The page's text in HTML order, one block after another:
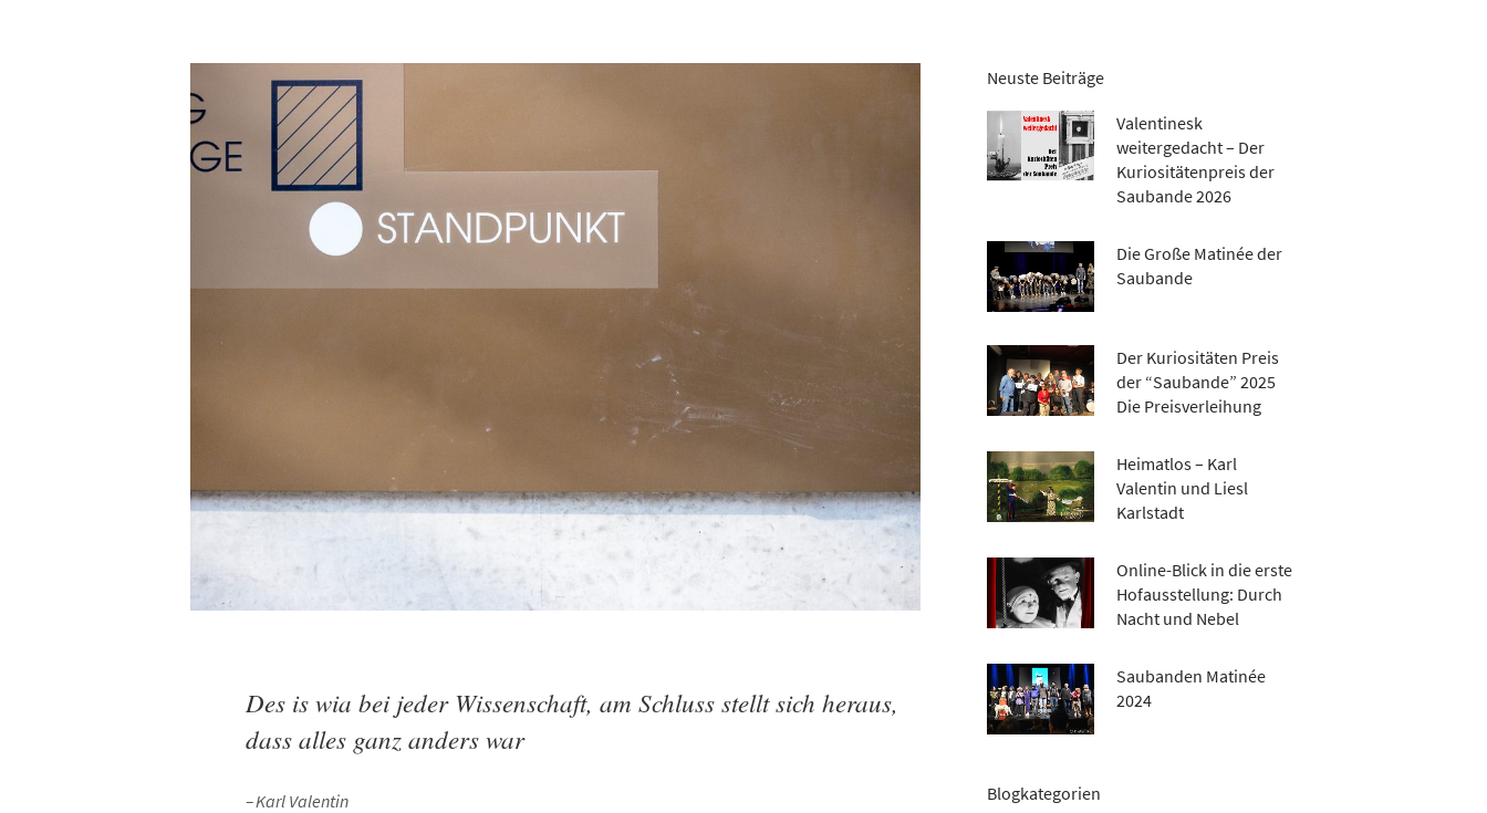
Des is wia bei jeder Wissenschaft, am Schluss stellt sich heraus,
dass alles ganz anders war
Karl Valentin
Neuste Beiträge
Valentinesk
weitergedacht – Der
Kuriositätenpreis der
Saubande 2026
Die Große Matinée der
Saubande
Der Kuriositäten Preis
der “Saubande” 2025
Die Preisverleihung
Heimatlos – Karl
Valentin und Liesl
Karlstadt
Online-Blick in die erste
Hofausstellung: Durch
Nacht und Nebel
Saubanden Matinée
2024
Blogkategorien